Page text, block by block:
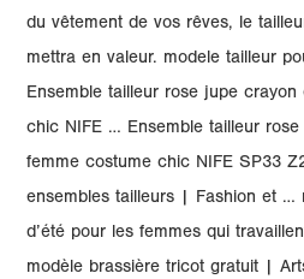
du vêtement de vos rêves, le
mettra en valeur. modele tailleur
Ensemble tailleur rose jupe
chic NIFE … Ensemble tailleur
femme costume chic NIFE SP33
ensembles tailleurs | Fashion et …
d’été pour les femmes qui
modèle brassière tricot gratuit |